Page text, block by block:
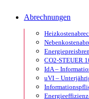
Abrechnungen
CO2-STEUER
IdA –
uVI –